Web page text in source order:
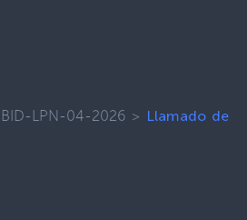
BID-LPN-04-2026 > Llamado de